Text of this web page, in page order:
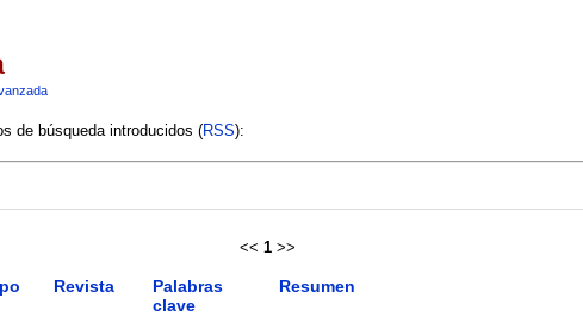
de búsqueda introducidos (RSS):
<< 1 >>
Revista
Palabras
clave
Resumen